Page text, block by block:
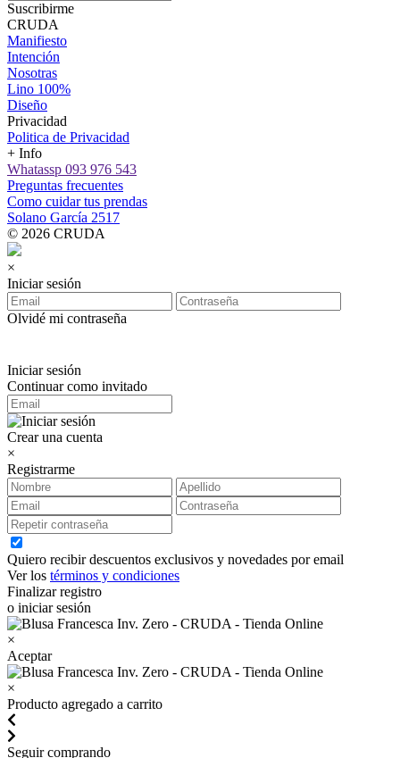
Suscribirme
CRUDA
Manifiesto
Intención
Nosotras
Lino 100%
Diseño
Privacidad
Politica de Privacidad
+ Info
Whatassp 093 976 543
Preguntas frecuentes
Como cuidar tus prendas
Solano García 2517
© 2026 CRUDA
×
Iniciar sesión
Olvidé mi contraseña
Iniciar sesión
Continuar como invitado
Crear una cuenta
×
Registrarme
Quiero recibir descuentos exclusivos y novedades por email
Ver los términos y condiciones
Finalizar registro
o iniciar sesión
×
Aceptar
×
Producto agregado a carrito
Seguir comprando